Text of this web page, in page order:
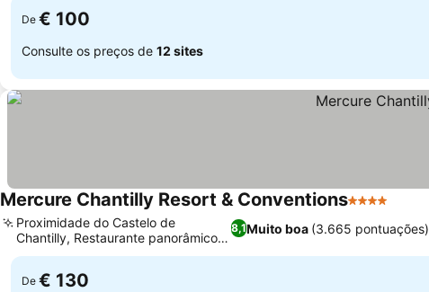
De € 100
Consulte os preços de 12 sites
Mercure Chantilly Resort & Conventions4 Estrelas
8,1Muito boa (3.665 pontuações)
Proximidade do Castelo de
Chantilly, Restaurante panorâmico
La Véranda
De € 130